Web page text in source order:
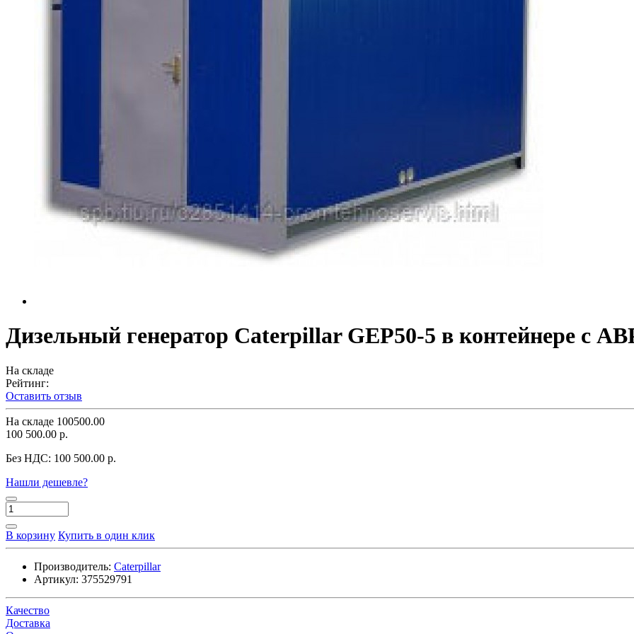
Дизельный генератор Caterpillar GEP50-5 в контейнере с
На складе
Рейтинг:
Оставить отзыв
На складе 100500.00
100 500.00 р.
Без НДС: 100 500.00 р.
Нашли дешевле?
В корзину Купить в один клик
Производитель: Caterpillar
Артикул: 375529791
Качество
Доставка